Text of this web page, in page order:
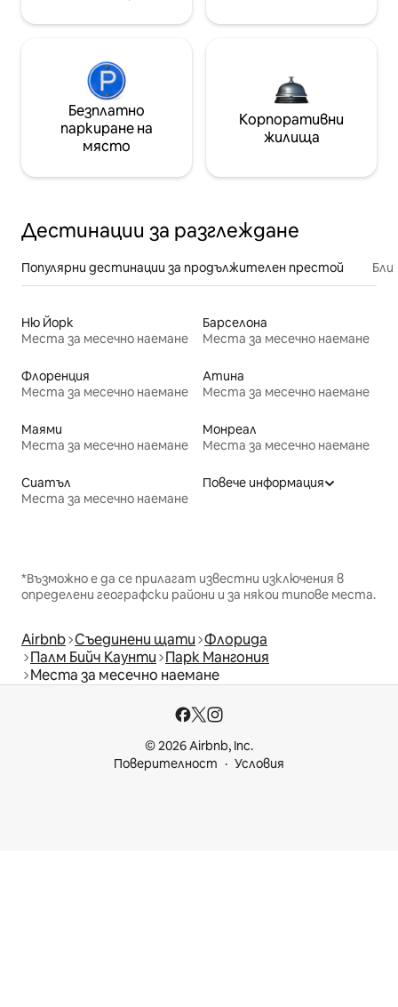
Безплатно
паркиране на
място
Корпоративни
жилища
Дестинации за разглеждане
Популярни дестинации за продължителен престой
Ню Йорк
Места за месечно наемане
Барселона
Места за месечно наемане
Флоренция
Места за месечно наемане
Атина
Места за месечно наемане
Маями
Места за месечно наемане
Монреал
Места за месечно наемане
Сиатъл
Места за месечно наемане
Повече информация
*Възможно е да се прилагат известни изключения в
определени географски райони и за някои типове места.
Airbnb Съединени щати Флорида
Палм Бийч Каунти Парк Мангония
Места за месечно наемане
© 2026 Airbnb, Inc.
Поверителност
Условия